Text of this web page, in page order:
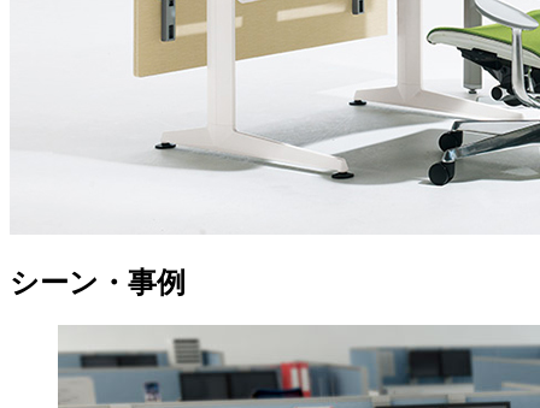
シーン・事例